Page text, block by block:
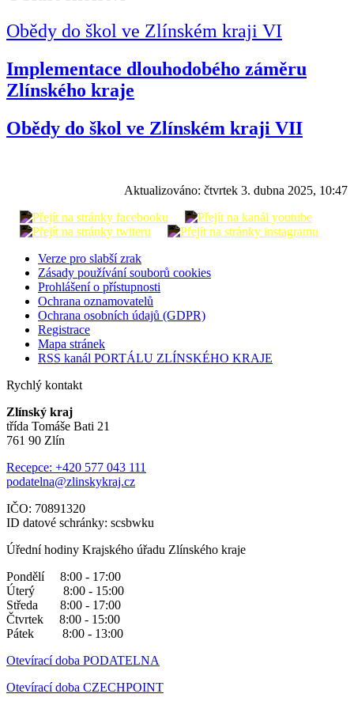
Obědy do škol ve Zlínském kraji VI
Implementace dlouhodobého záměru
Zlínského kraje
Obědy do škol ve Zlínském kraji VII
Aktualizováno: čtvrtek 3. dubna 2025, 10:47
Verze pro slabší zrak
Zásady používání souborů cookies
Prohlášení o přístupnosti
Ochrana oznamovatelů
Ochrana osobních údajů (GDPR)
Registrace
Mapa stránek
RSS kanál PORTÁLU ZLÍNSKÉHO KRAJE
Rychlý kontakt
Zlínský kraj
třída Tomáše Bati 21
761 90 Zlín
Recepce: +420 577 043 111
podatelna@zlinskykraj.cz
IČO: 70891320
ID datové schránky: scsbwku
Úřední hodiny Krajského úřadu Zlínského kraje
Pondělí 8:00 - 17:00
Úterý 8:00 - 15:00
Středa 8:00 - 17:00
Čtvrtek 8:00 - 15:00
Pátek 8:00 - 13:00
Otevírací doba PODATELNA
Otevírací doba CZECHPOINT